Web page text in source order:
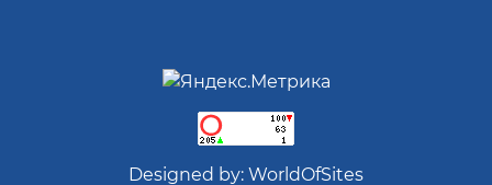
Designed by: WorldOfSites